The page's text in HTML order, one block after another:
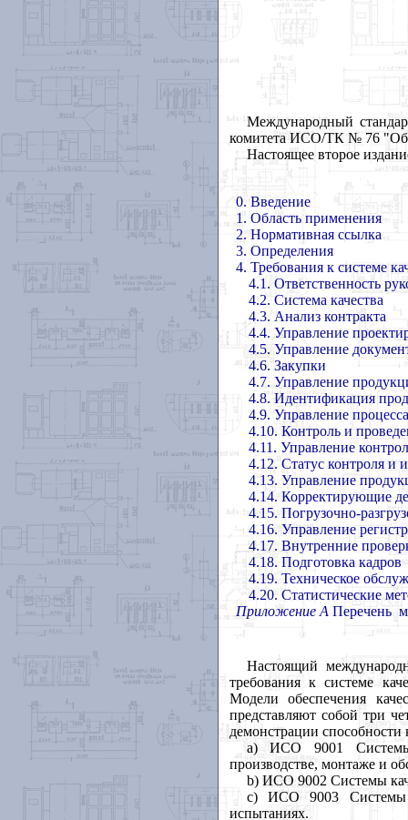
Международный
комитета ИСО/ТК № 76
Настоящее второе
0. Введение
1. Область применения
2. Нормативная ссылка
3. Определения
4. Требования к системе
4.1. Ответственность
4.2. Система качества
4.3. Анализ контракта
4.4. Управление
4.5. Управление
4.6. Закупки
4.7. Управление
4.8. Идентификация
4.9. Управление
4.10. Контроль и
4.11. Управление
4.12. Статус контроля и
4.13. Управление
4.14. Корректирующие
4.15. Погрузочно-
4.16. Управление
4.17. Внутренние
4.18. Подготовка кадров
4.19. Техническое
4.20. Статистические
Приложение АПеречень
Настоящий
требования к системе
Модели обеспечения
представляют собой три
демонстрации
а) ИСО 9001 Системы
производстве, монтаже и
b) ИСО 9002 Системы
с) ИСО 9003 Системы
испытаниях.